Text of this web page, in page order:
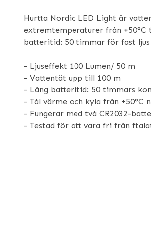
Hurtta Nordic LED Light är
extremtemperaturer från +50°C
batteritid: 50 timmar för fast
- Ljuseffekt 100 Lumen/ 50 m
- Vattentät upp till 100 m
- Lång batteritid: 50 timmars
- Tål värme och kyla från +50°C
- Fungerar med två CR2032-
- Testad för att vara fri från